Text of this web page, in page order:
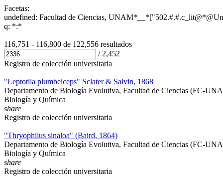
Facetas:
undefined: Facultad de Ciencias,
q: *:*
116,751 - 116,800 de 122,556 resultados
/ 2,452
Registro de colección universitaria
"Leptotila plumbeiceps" Sclater & Salvin, 1868
Departamento de Biología Evolutiva, Facultad de Ciencias (FC-
Biología y Química
share
Registro de colección universitaria
"Thryophilus sinaloa" (Baird, 1864)
Departamento de Biología Evolutiva, Facultad de Ciencias (FC-
Biología y Química
share
Registro de colección universitaria